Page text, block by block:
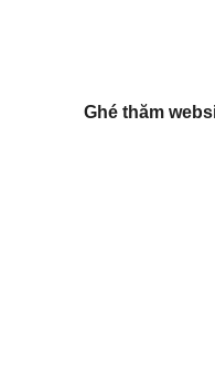
Ghé thăm